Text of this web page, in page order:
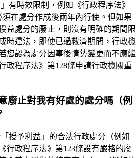
有時效限制，例如《行政程序法》
在處分作成後兩年內行使。但如果
益處分的廢止，則沒有明確的期間限
時違法，即使已過救濟期間，行政機
您認為處分因事後情勢變更而不應繼
政程序法》第128條申請行政機關重
廢止對我有好處的處分嗎（例
授予利益」的合法行政處分（例如
行政程序法》第123條設有嚴格的廢